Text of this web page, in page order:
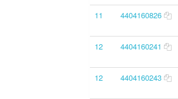
11 4404160826
12 4404160241
12
4404160243